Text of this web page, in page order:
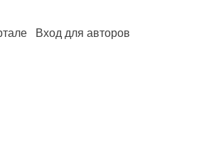
Вход для авторов